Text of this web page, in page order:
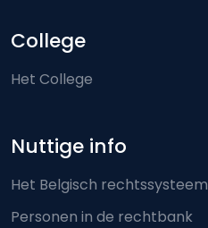
College
Het College
Nuttige info
Het Belgisch rechtssysteem
Personen in de rechtbank